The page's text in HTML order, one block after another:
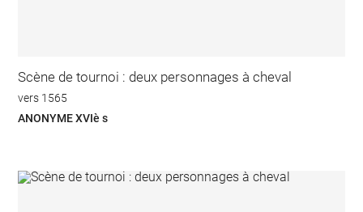
Scène de tournoi : deux personnages à cheval
vers 1565
ANONYME XVIè s